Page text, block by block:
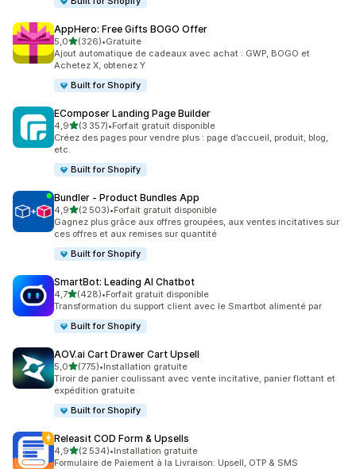
AppHero: Free Gifts BOGO Offer
5,0étoile(s) sur 5
(326)
326 avis au total
•Gratuite
Ajout automatique de cadeaux avec achat : GWP, BOGO et
Achetez X, obtenez Y
Built for Shopify
EComposer Landing Page Builder
4,9étoile(s) sur 5
(3 357)
3357 avis au total
•Forfait gratuit disponible
Créez des pages pour vendre plus : page d’accueil, produit, blog,
etc.
Built for Shopify
Bundler ‑ Product Bundles App
4,9étoile(s) sur 5
(2 503)
2503 avis au total
•Forfait gratuit disponible
Gagnez plus grâce aux offres groupées, aux ventes incitatives sur
ces offres et aux remises sur quantité
Built for Shopify
SmartBot: Leading AI Chatbot
4,7étoile(s) sur 5
(428)
428 avis au total
•Forfait gratuit disponible
Transformation du support client avec le Smartbot alimenté par
Built for Shopify
AOV.ai Cart Drawer Cart Upsell
5,0étoile(s) sur 5
(775)
775 avis au total
•Installation gratuite
Tiroir de panier coulissant avec vente incitative, panier flottant et
expédition gratuite
Built for Shopify
Releasit COD Form & Upsells
4,9étoile(s) sur 5
(2 534)
2534 avis au total
•Installation gratuite
Formulaire de Paiement à la Livraison: Upsell, OTP & SMS